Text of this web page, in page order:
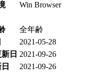
Win Browser
全年齢
2021-05-28
日 2021-09-26
2021-09-26